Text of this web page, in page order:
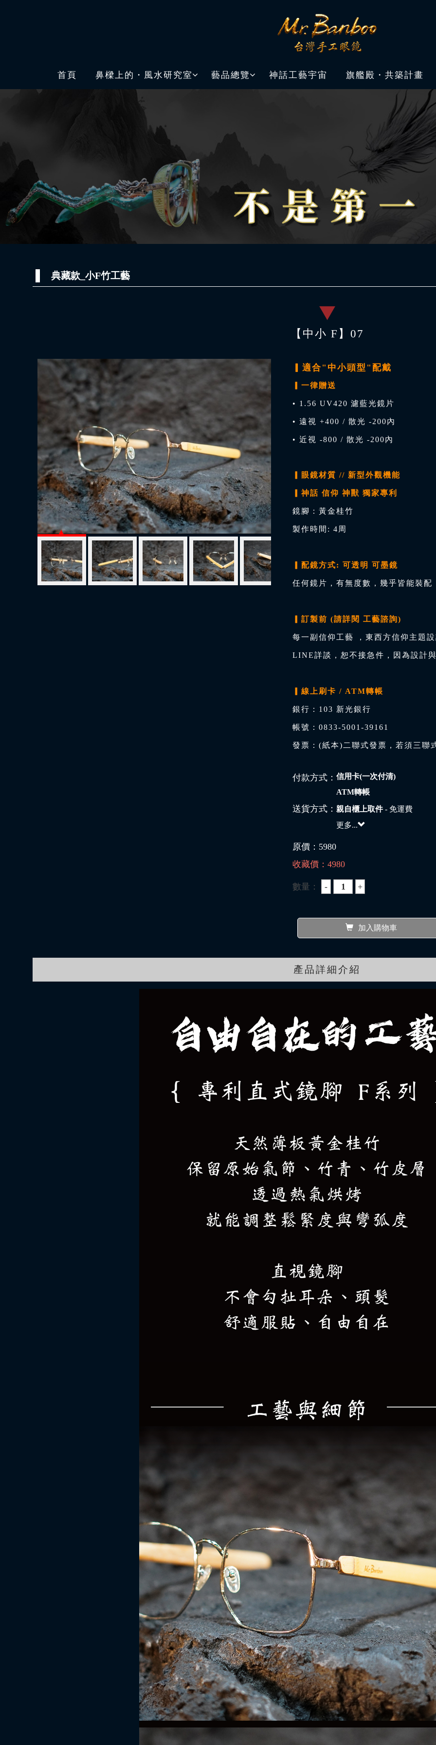
首頁 鼻樑上的・風水研究室 藝品總覽 神話工藝宇宙 旗艦殿・共築計畫
典藏款_小F竹工藝
【中小 F】07
▎適合"中小頭型"配戴
▎一律贈送
• 1.56 UV420 濾藍光鏡片
• 遠視 +400 / 散光 -200內
• 近視 -800 / 散光 -200內
▎眼鏡材質 // 新型外觀機能
▎神話 信仰 神獸 獨家專利
鏡腳：黃金桂竹
製作時間: 4周
▎配鏡方式: 可透明 可墨鏡
任何鏡片，有無度數，幾乎皆能裝
▎訂製前 (請詳閱 工藝諮詢)
每一副信仰工藝 ，東西方信仰主題
LINE詳談，恕不接急件，因為設計
▎線上刷卡 / ATM轉帳
銀行：103 新光銀行
帳號：0833-5001-39161
發票：(紙本)二聯式發票，若須三聯
付款方式：信用卡(一次付清)
ATM轉帳
送貨方式：親自櫃上取件- 免運費
更多...
原價： 5980
收藏價：4980
數量：
加入購物車
產品詳細介紹